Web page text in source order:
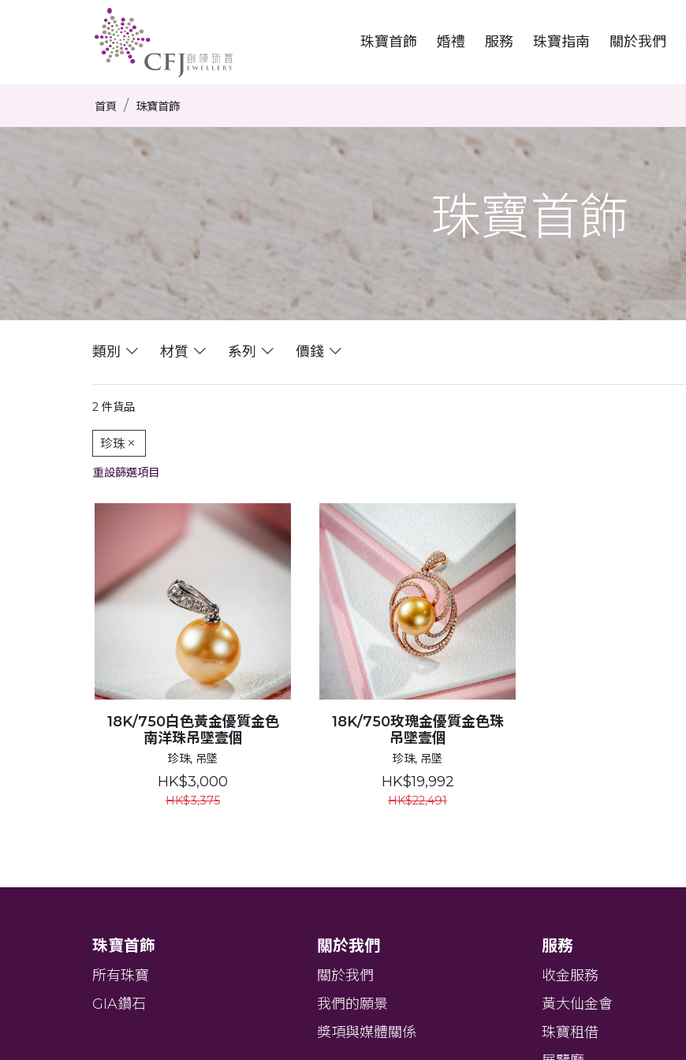
珠寶首飾 婚禮 服務 珠寶指南 關於我們
首頁 珠寶首飾
珠寶首飾
類別 材質 系列 價錢
2 件貨品
珍珠
重設篩選項目
18K/750白色黃金優質金色
南洋珠吊墜壹個
珍珠, 吊墜
HK$3,000
HK$3,375
18K/750玫瑰金優質金色珠
吊墜壹個
珍珠, 吊墜
HK$19,992
HK$22,491
珠寶首飾
所有珠寶
GIA鑽石
關於我們
關於我們
我們的願景
獎項與媒體關係
服務
收金服務
黃大仙金會
珠寶租借